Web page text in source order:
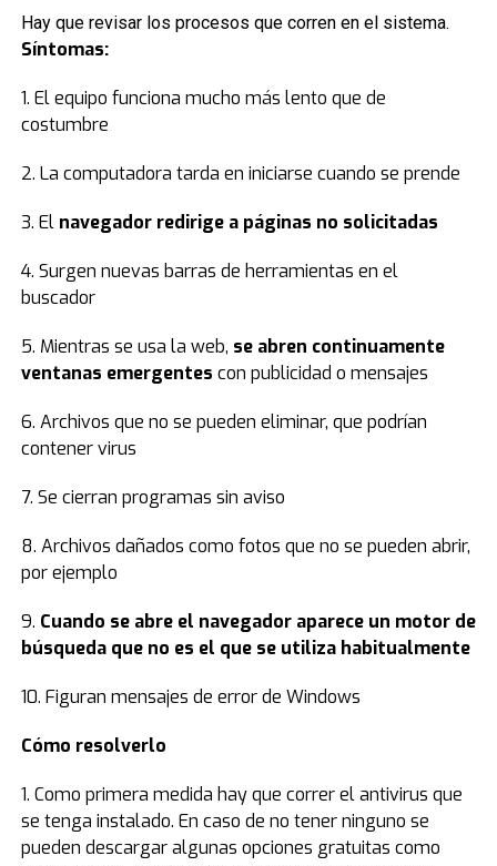
Hay que revisar los procesos que corren en el sistema.
Síntomas:
1. El equipo funciona mucho más lento que de
costumbre
2. La computadora tarda en iniciarse cuando se prende
3. El navegador redirige a páginas no solicitadas
4. Surgen nuevas barras de herramientas en el
buscador
5. Mientras se usa la web, se abren continuamente
ventanas emergentes con publicidad o mensajes
6. Archivos que no se pueden eliminar, que podrían
contener virus
7. Se cierran programas sin aviso
8. Archivos dañados como fotos que no se pueden abrir,
por ejemplo
9. Cuando se abre el navegador aparece un motor de
búsqueda que no es el que se utiliza habitualmente
10. Figuran mensajes de error de Windows
Cómo resolverlo
1. Como primera medida hay que correr el antivirus que
se tenga instalado. En caso de no tener ninguno se
pueden descargar algunas opciones gratuitas como